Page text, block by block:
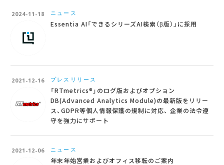
2024-11-18 ニュース
Essentia AI「できるシリーズAI検索（β版）」に採用
2021-12-16 プレスリリース
「RTmetrics®」のログ版およびオプション
DB(Advanced Analytics Module)の最新版をリリー
ス、GDPR等個人情報保護の規制に対応、 企業の法令遵
守を強力にサポート
2021-12-06 ニュース
年末年始営業およびオフィス移転のご案内